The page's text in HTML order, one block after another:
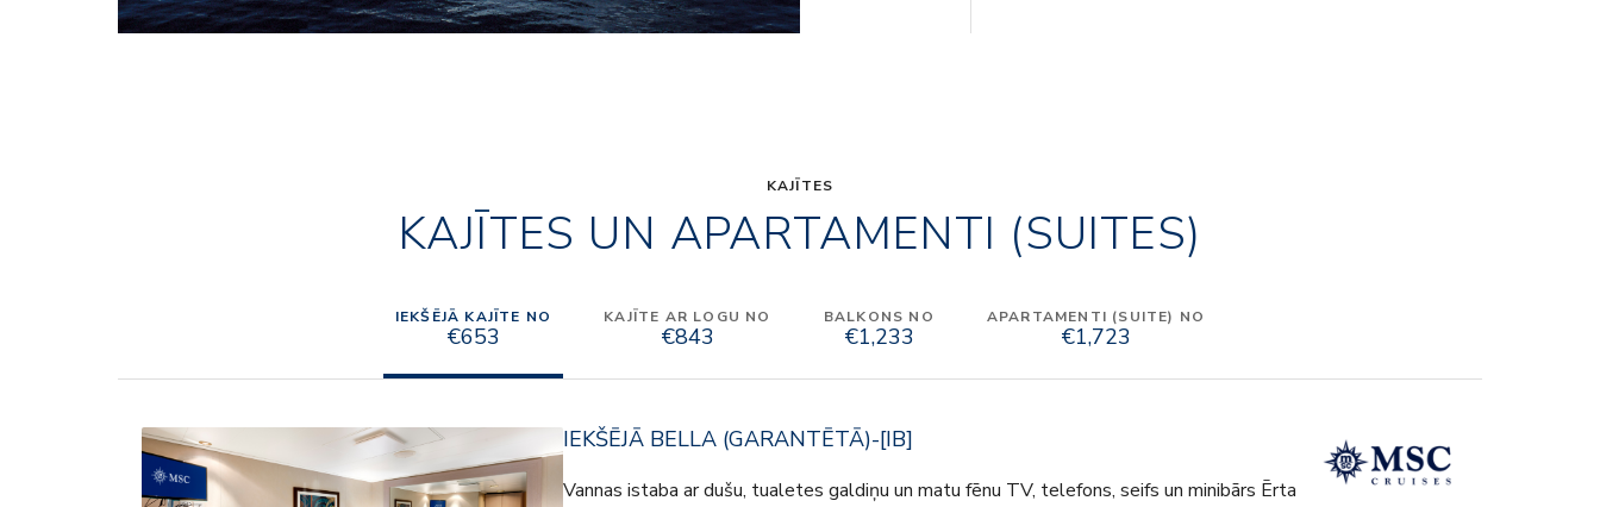
KAJĪTES
KAJĪTES UN APARTAMENTI (SUITES)
IEKŠĒJĀ KAJĪTE NO
€653
KAJĪTE AR LOGU NO
€843
BALKONS NO
€1,233
APARTAMENTI (SUITE) NO
€1,723
IEKŠĒJĀ BELLA (GARANTĒTĀ)-[IB]
Vannas istaba ar dušu, tualetes galdiņu un matu fēnu TV, telefons, seifs un minibārs Ērta